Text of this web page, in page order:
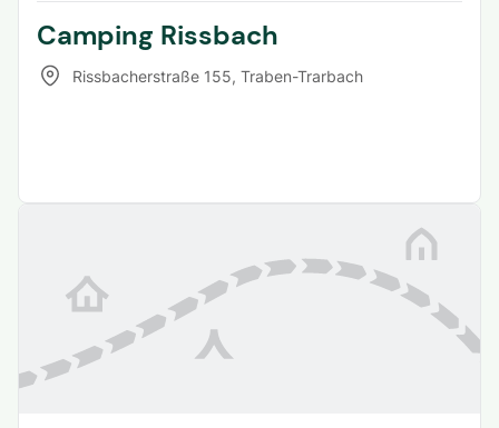
Camping Rissbach
Rissbacherstraße 155, Traben-Trarbach